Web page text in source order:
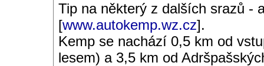
Tip na některý z dalších srazů -
[www.autokemp.wz.cz].
Kemp se nachází 0,5 km od
lesem) a 3,5 km od